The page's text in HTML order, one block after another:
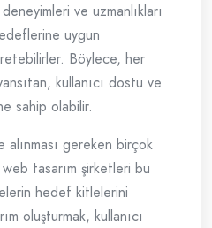
ve uzmanlıkları
uygun
Böylece, her
kullanıcı dostu ve
sahip olabilir.
alınması gereken birçok
tasarım şirketleri bu
hedef kitlelerini
oluşturmak, kullanıcı